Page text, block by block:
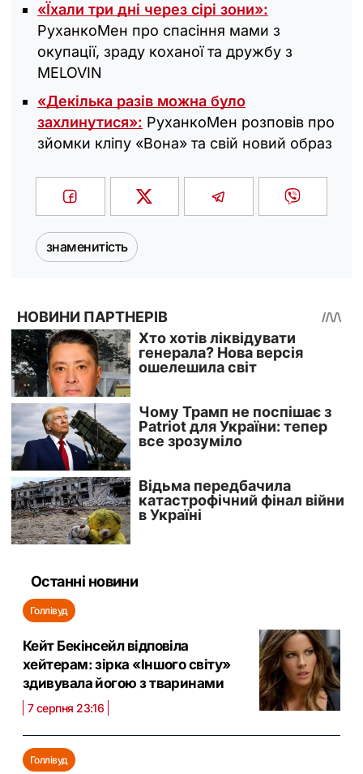
«Їхали три дні через сірі зони»:
РуханкоМен про спасіння мами з
окупації, зраду коханої та дружбу з
MELOVIN
«Декілька разів можна було
захлинутися»: РуханкоМен розповів про
зйомки кліпу «Вона» та свій новий образ
знаменитість
Останні новини
Голлівуд
Кейт Бекінсейл відповіла
хейтерам: зірка «Іншого світу»
здивувала йогою з тваринами
7 серпня 23:16
Голлівуд